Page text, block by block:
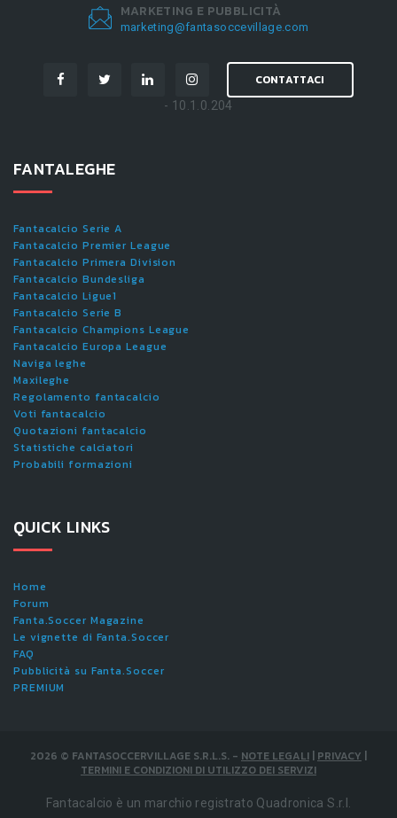
MARKETING E PUBBLICITÀ
marketing@fantasoccevillage.com
CONTATTACI
- 10.1.0.204
FANTALEGHE
Fantacalcio Serie A
Fantacalcio Premier League
Fantacalcio Primera Division
Fantacalcio Bundesliga
Fantacalcio Ligue1
Fantacalcio Serie B
Fantacalcio Champions League
Fantacalcio Europa League
Naviga leghe
Maxileghe
Regolamento fantacalcio
Voti fantacalcio
Quotazioni fantacalcio
Statistiche calciatori
Probabili formazioni
QUICK LINKS
Home
Forum
Fanta.Soccer Magazine
Le vignette di Fanta.Soccer
FAQ
Pubblicità su Fanta.Soccer
PREMIUM
2026 © FANTASOCCERVILLAGE S.R.L.S. - NOTE LEGALI | PRIVACY |
TERMINI E CONDIZIONI DI UTILIZZO DEI SERVIZI
Fantacalcio è un marchio registrato Quadronica S.r.l.